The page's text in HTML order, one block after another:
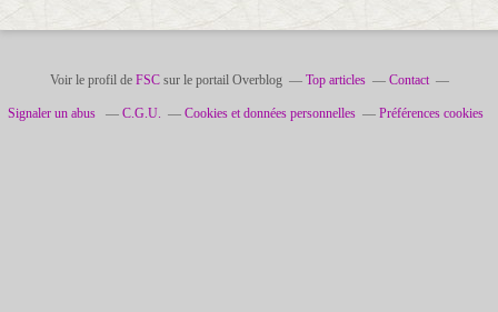
Voir le profil de FSCsur le portail Overblog Top articles Contact
Signaler un abus C.G.U. Cookies et données personnelles Préférences cookies